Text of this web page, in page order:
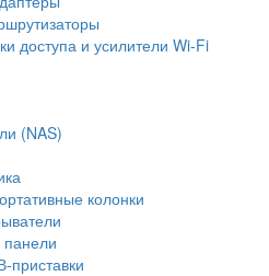
доступа и усилители Wi-Fi
(NAS)
колонки